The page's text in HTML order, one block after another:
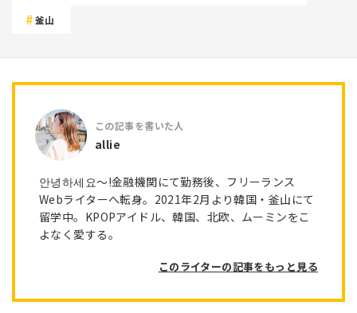
釜山
allie
안녕하세요〜!金融機関にて勤務後、フリーランス
Webライターへ転身。2021年2月より韓国・釜山にて
留学中。KPOPアイドル、韓国、北欧、ムーミンをこ
よなく愛する。
このライターの記事をもっと見る